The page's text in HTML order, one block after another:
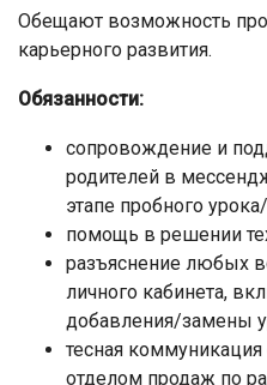
Обещают возможность
карьерного развития.
Обязанности:
сопровождение и
родителей в
этапе пробного
помощь в решении
разъяснение любых
личного кабинета,
добавления/замены
тесная
отделом продаж по